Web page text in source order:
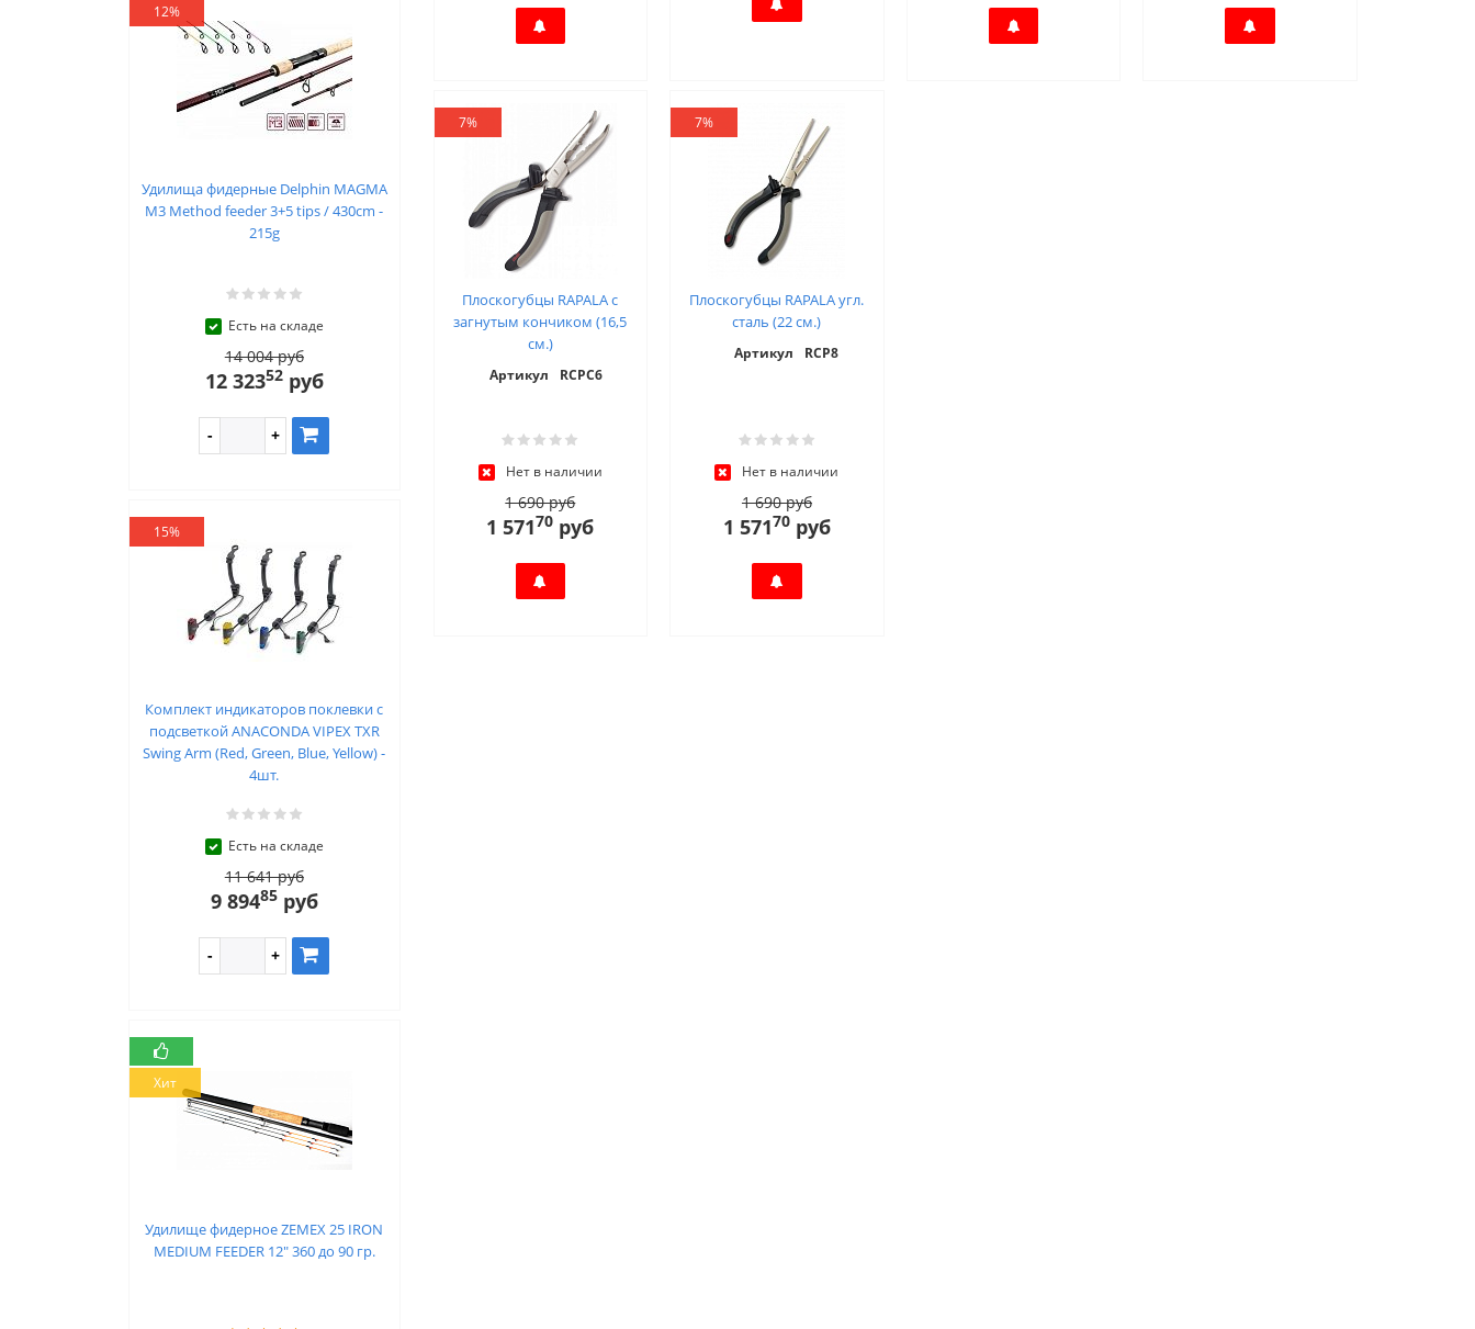
12%
Удилища фидерные Delphin MAGMA
M3 Method feeder 3+5 tips / 430cm -
215g
Есть на складе
14 004 руб
12 32352руб
15%
Комплект индикаторов поклевки с
подсветкой ANACONDA VIPEX TXR
Swing Arm (Red, Green, Blue, Yellow) -
4шт.
Есть на складе
11 641 руб
9 89485руб
Хит
Удилище фидерное ZEMEX 25 IRON
MEDIUM FEEDER 12" 360 до 90 гр.
7%
Плоскогубцы RAPALA с
загнутым кончиком (16,5
см.)
Артикул RCPC6
Нет в наличии
1 690 руб
1 57170 руб
7%
Плоскогубцы RAPALA угл.
сталь (22 см.)
Артикул RCP8
Нет в наличии
1 690 руб
1 57170руб